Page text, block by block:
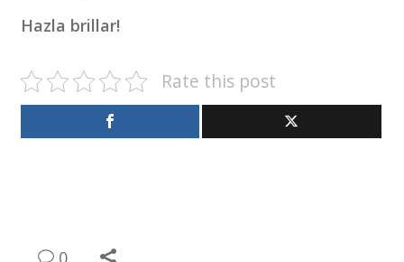
Hazla brillar!
Rate this post
0